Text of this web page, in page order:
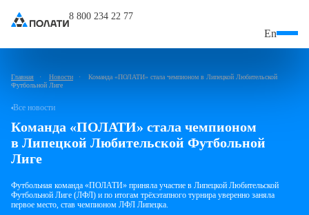
8 800 234 22 77
En
Главная Новости
Команда «ПОЛАТИ» стала чемпионом в Липецкой Любительской
Футбольной Лиге
Все новости
Команда «ПОЛАТИ» стала чемпионом
в Липецкой Любительской Футбольной
Лиге
Футбольная команда «ПОЛАТИ» приняла участие в Липецкой Любительской
Футбольной Лиге (ЛФЛ) и по итогам трёхэтапного турнира уверенно заняла
первое место, став чемпионом ЛФЛ Липецка.